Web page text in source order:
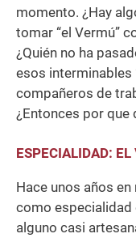
momento. ¿Hay
tomar “el Vermú”
¿Quién no ha
esos interminables
compañeros de
¿Entonces por que
ESPECIALIDAD:
Hace unos años
como especialidad
alguno casi